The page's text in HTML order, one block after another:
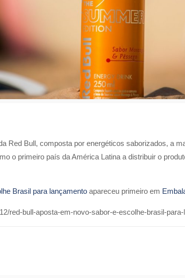
Red Bull, composta por energéticos saborizados, a
o primeiro país da América Latina a distribuir o
Brasil para lançamentoapareceu primeiro em
red-bull-aposta-em-novo-sabor-e-escolhe-brasil-